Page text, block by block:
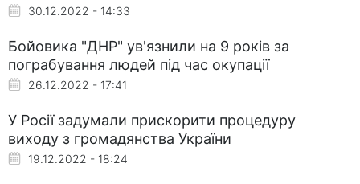
30.12.2022 - 14:33
Бойовика "ДНР" ув'язнили на 9 років за
пограбування людей під час окупації
26.12.2022 - 17:41
У Росії задумали прискорити процедуру
виходу з громадянства України
19.12.2022 - 18:24